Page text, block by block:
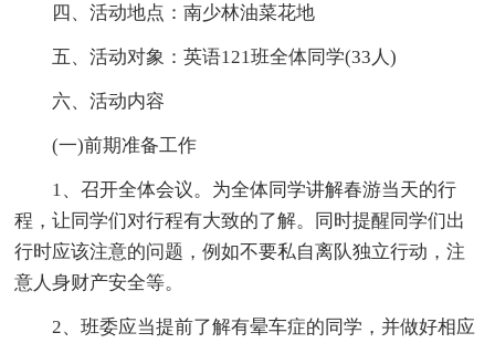
四、活动地点：南少林油菜花地
五、活动对象：英语121班全体同学(33人)
六、活动内容
(一)前期准备工作
1、召开全体会议。为全体同学讲解春游当天的行
程，让同学们对行程有大致的了解。同时提醒同学们出
行时应该注意的问题，例如不要私自离队独立行动，注
意人身财产安全等。
2、班委应当提前了解有晕车症的同学，并做好相应